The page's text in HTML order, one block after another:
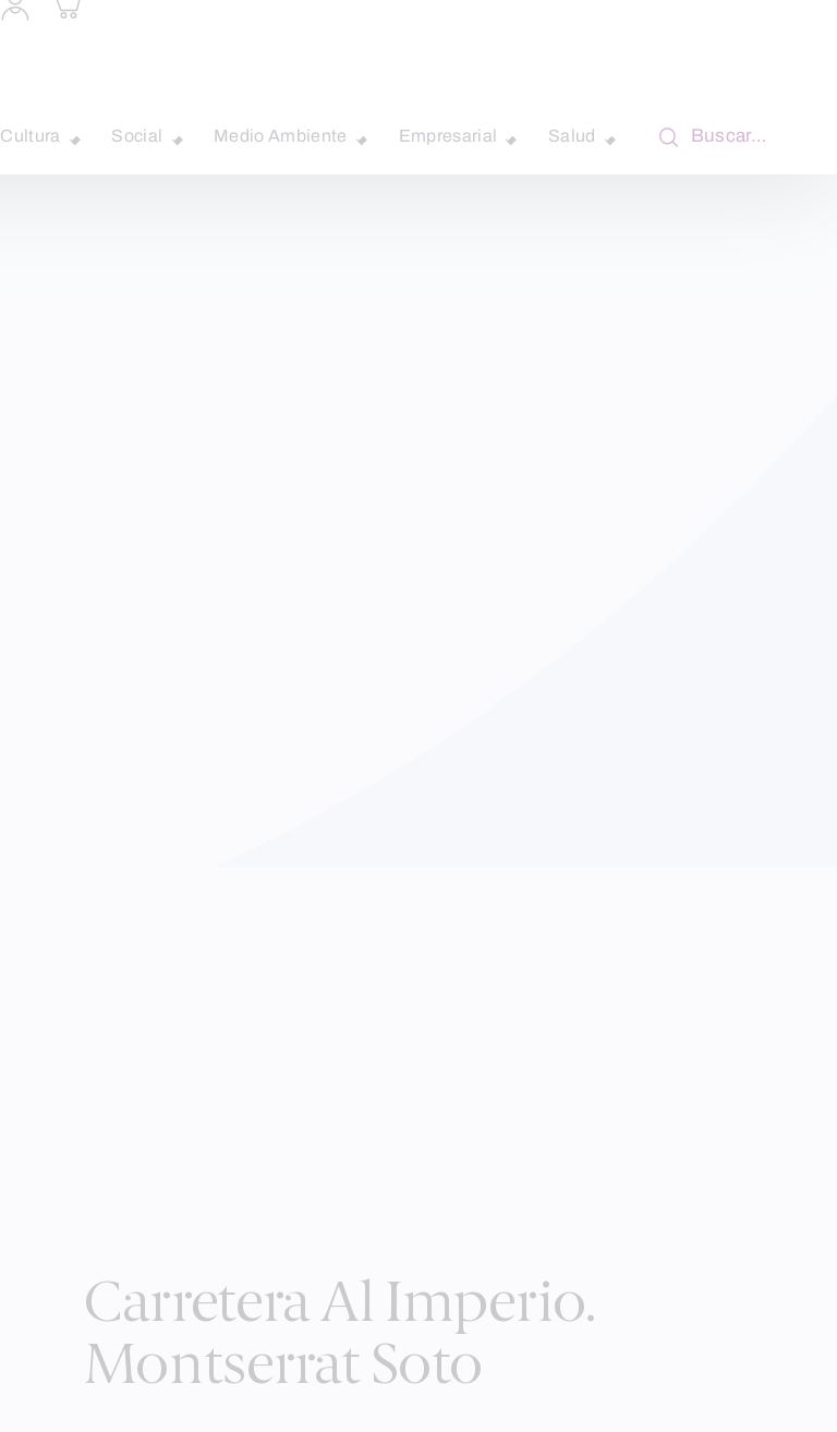
a
carrito
Cultura Social Medio Ambiente Empresarial Salud Buscar…
Carretera Al Imperio.
Montserrat Soto